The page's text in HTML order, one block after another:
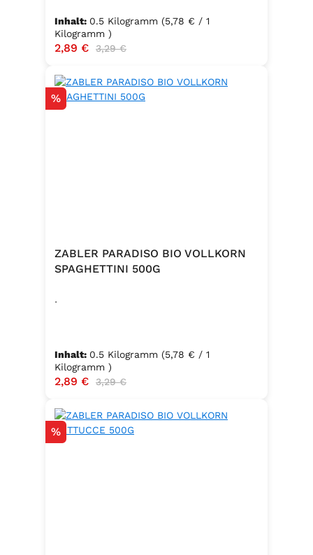
Inhalt: 0.5 Kilogramm (5,78 € / 1
Kilogramm )
Verkaufspreis:
2,89 € Regulärer Preis:
3,29 €
Rabatt
%
ZABLER PARADISO BIO VOLLKORN
SPAGHETTINI 500G
.
Inhalt: 0.5 Kilogramm (5,78 € / 1
Kilogramm )
Verkaufspreis:
2,89 € Regulärer Preis:
3,29 €
Rabatt
%